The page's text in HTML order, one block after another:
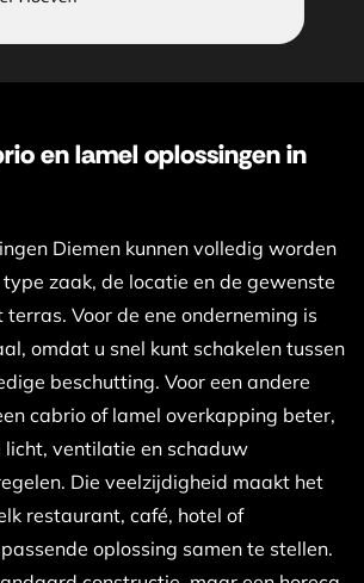
en lamel oplossingen in
Diemen kunnen volledig worden
zaak, de locatie en de gewenste
Voor de ene onderneming is
omdat u snel kunt schakelen tussen
beschutting. Voor een andere
cabrio of lamel overkapping beter,
ventilatie en schaduw
Die veelzijdigheid maakt het
restaurant, café, hotel of
oplossing samen te stellen.